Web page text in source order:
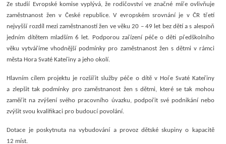
Ze studií Evropské komise vyplývá, že rodičovství ve značné míře ovlivňuje
zaměstnanost žen v České republice. V evropském srovnání je v ČR třetí
nejvyšší rozdíl mezi zaměstnaností žen ve věku 20 – 49 let bez dětí a s alespoň
jedním dítětem mladším 6 let. Podporou zařízení péče o děti předškolního
věku vytváříme vhodnější podmínky pro zaměstnanost žen s dětmi v rámci
města Hora Svaté Kateřiny a jeho okolí.
Hlavním cílem projektu je rozšířit služby péče o dítě v Hoře Svaté Kateřiny
a zlepšit tak podmínky pro zaměstnanost žen s dětmi, které se tak mohou
zaměřit na zvýšení svého pracovního úvazku, podpořit své podnikání nebo
zvýšit svou kvalifikaci pro budoucí povolání.
Dotace je poskytnuta na vybudování a provoz dětské skupiny o kapacitě
12 míst.